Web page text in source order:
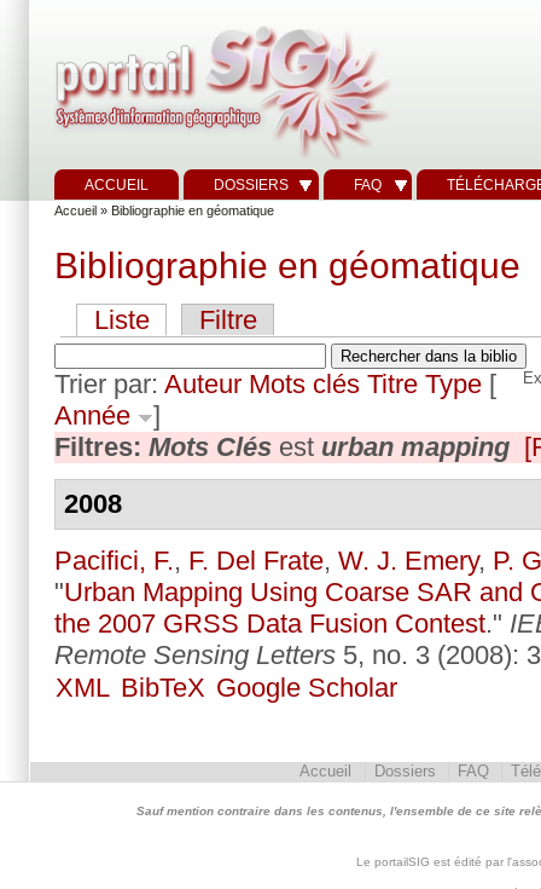
ACCUEIL DOSSIERS FAQ
Accueil » Bibliographie en géomatique
Bibliographie en géomatique
Liste Filtre
Trier par: Auteur Mots clés Titre Type [
Année
]
Filtres: Mots Clés est urban mapping
2008
Pacifici, F., F. Del Frate, W. J. Emery, P.
"Urban Mapping Using Coarse SAR and
the 2007 GRSS Data Fusion Contest."
Remote Sensing Letters 5, no. 3 (2008):
XML BibTeX Google Scholar
Accueil Dossiers FAQ
Sauf mention contraire dans les contenus, l'ensemble de ce site
Le portailSIG est édité par